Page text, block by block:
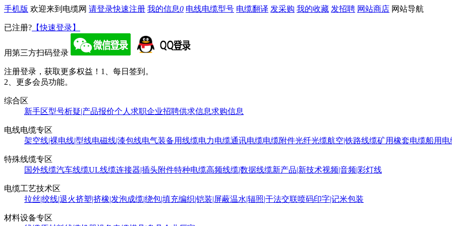
手机版 欢迎来到电缆网 请登录快速注册 我的信息0 电线电缆型号 电缆翻译 发采购 我的收藏 发招聘 网站商店 网站导航
已注册? 【快速登录】
用第三方扫码登录
注册登录，获取更多权益！ 1、每日签到。
2、更多会员功能。
综合区
新手区型号析疑|产品报价个人求职企业招聘供求信息求购信息
电线电缆专区
架空线|裸电线|型线电磁线|漆包线电气装备用线缆电力电缆通讯电缆电缆附件光纤光缆航空|铁路线缆矿用橡套电缆船用电
特殊线缆专区
国外线缆汽车线缆UL线缆连接器|插头附件特种电缆高频线缆|数据线缆新产品|新技术视频|音频|彩灯线
电缆工艺技术区
拉丝|绞线|退火挤塑|挤橡|发泡成缆|绕包|填充编织|铠装|屏蔽温水|辐照|干法交联喷码印字|记米包装
材料设备专区